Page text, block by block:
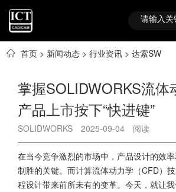
首页 > 新闻动态 > 行业资讯 > 达索SW
掌握SOLIDWORKS流体
产品上市按下“快进键”
SOLIDWORKS 2025-09-04 阅读
在当今竞争激烈的市场中，产品设计的效
制胜的关键。而计算流体动力学（CFD）
程设计带来前所未有的变革。今天，就让